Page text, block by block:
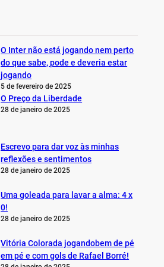
O Inter não está jogando nem perto
do que sabe, pode e deveria estar
jogando
5 de fevereiro de 2025
O Preço da Liberdade
28 de janeiro de 2025
Escrevo para dar voz às minhas
reflexões e sentimentos
28 de janeiro de 2025
Uma goleada para lavar a alma: 4 x
0!
28 de janeiro de 2025
Vitória Colorada jogandobem de pé
em pé e com gols de Rafael Borré!